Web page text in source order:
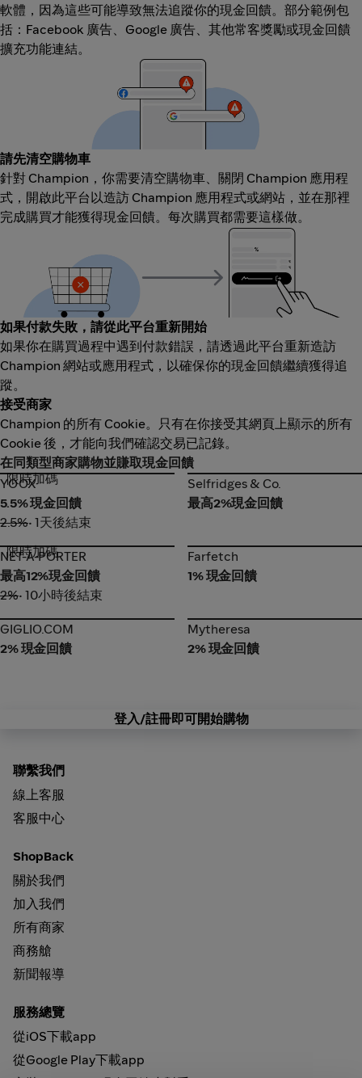
軟體，因為這些可能導致無法追蹤你的現金回饋。部分範例包
括：Facebook 廣告、Google 廣告、其他常客獎勵或現金回饋
擴充功能連結。
請先清空購物車
針對 Champion，你需要清空購物車、關閉 Champion 應用程
式，開啟此平台以造訪 Champion 應用程式或網站，並在那裡
完成購買才能獲得現金回饋。每次購買都需要這樣做。
如果付款失敗，請從此平台重新開始
如果你在購買過程中遇到付款錯誤，請透過此平台重新造訪
Champion 網站或應用程式，以確保你的現金回饋繼續獲得追
蹤。
接受商家
Champion 的所有 Cookie。只有在你接受其網頁上顯示的所有
Cookie 後，才能向我們確認交易已記錄。
在同類型商家購物並賺取現金回饋
YOOX
限時加碼
YOOX
5.5% 現金回饋
2.5%• 1天後結束
Selfridges & Co.
Selfridges & Co.
最高2%現金回饋
NET-A-PORTER
限時加碼
NET-A-PORTER
最高12%現金回饋
2%• 10小時後結束
Farfetch
Farfetch
1% 現金回饋
GIGLIO.COM
GIGLIO.COM
2% 現金回饋
Mytheresa
Mytheresa
2% 現金回饋
登入/註冊即可開始購物
聯繫我們
線上客服
客服中心
ShopBack
關於我們
加入我們
所有商家
商務艙
新聞報導
服務總覽
從iOS下載app
從Google Play下載app